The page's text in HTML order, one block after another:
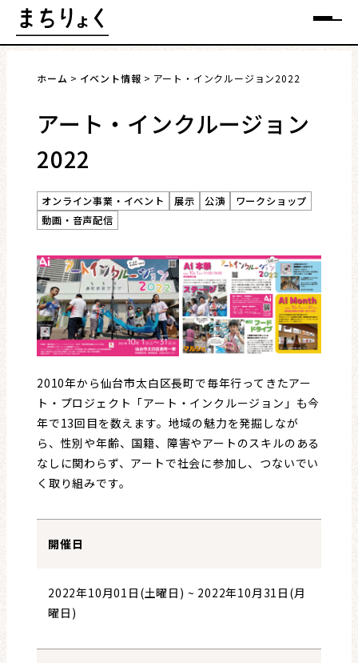
Skip
to
メニュー
イベント情報
インタビュー
連載・コラム
レビュー・レコメンド
まちりょくについて
ホーム イベント情報 アート・インクルージョン2022
アート・インクルージョン
2022
オンライン事業・イベント 展示 公演
ワークショップ
動画・音声配信
2010年から仙台市太白区長町で毎年行ってきたアー
ト・プロジェクト「アート・インクルージョン」も今
年で13回目を数えます。地域の魅力を発掘しなが
ら、性別や年齢、国籍、障害やアートのスキルのある
なしに関わらず、アートで社会に参加し、つないでい
く取り組みです。
開催日
2022年10月01日(土曜日) ~ 2022年10月31日(月
曜日)